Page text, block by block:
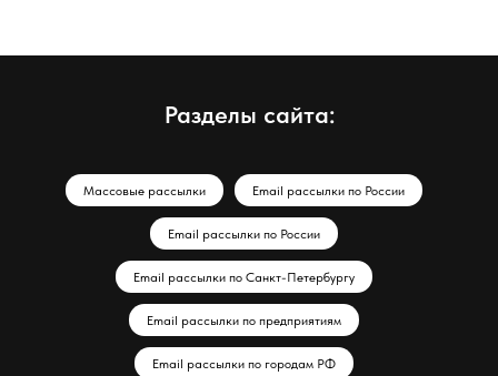
Разделы сайта:
Массовые рассылки Email рассылки по России
Email рассылки по России
Email рассылки по Санкт-Петербургу
Email рассылки по предприятиям
Email рассылки по городам РФ